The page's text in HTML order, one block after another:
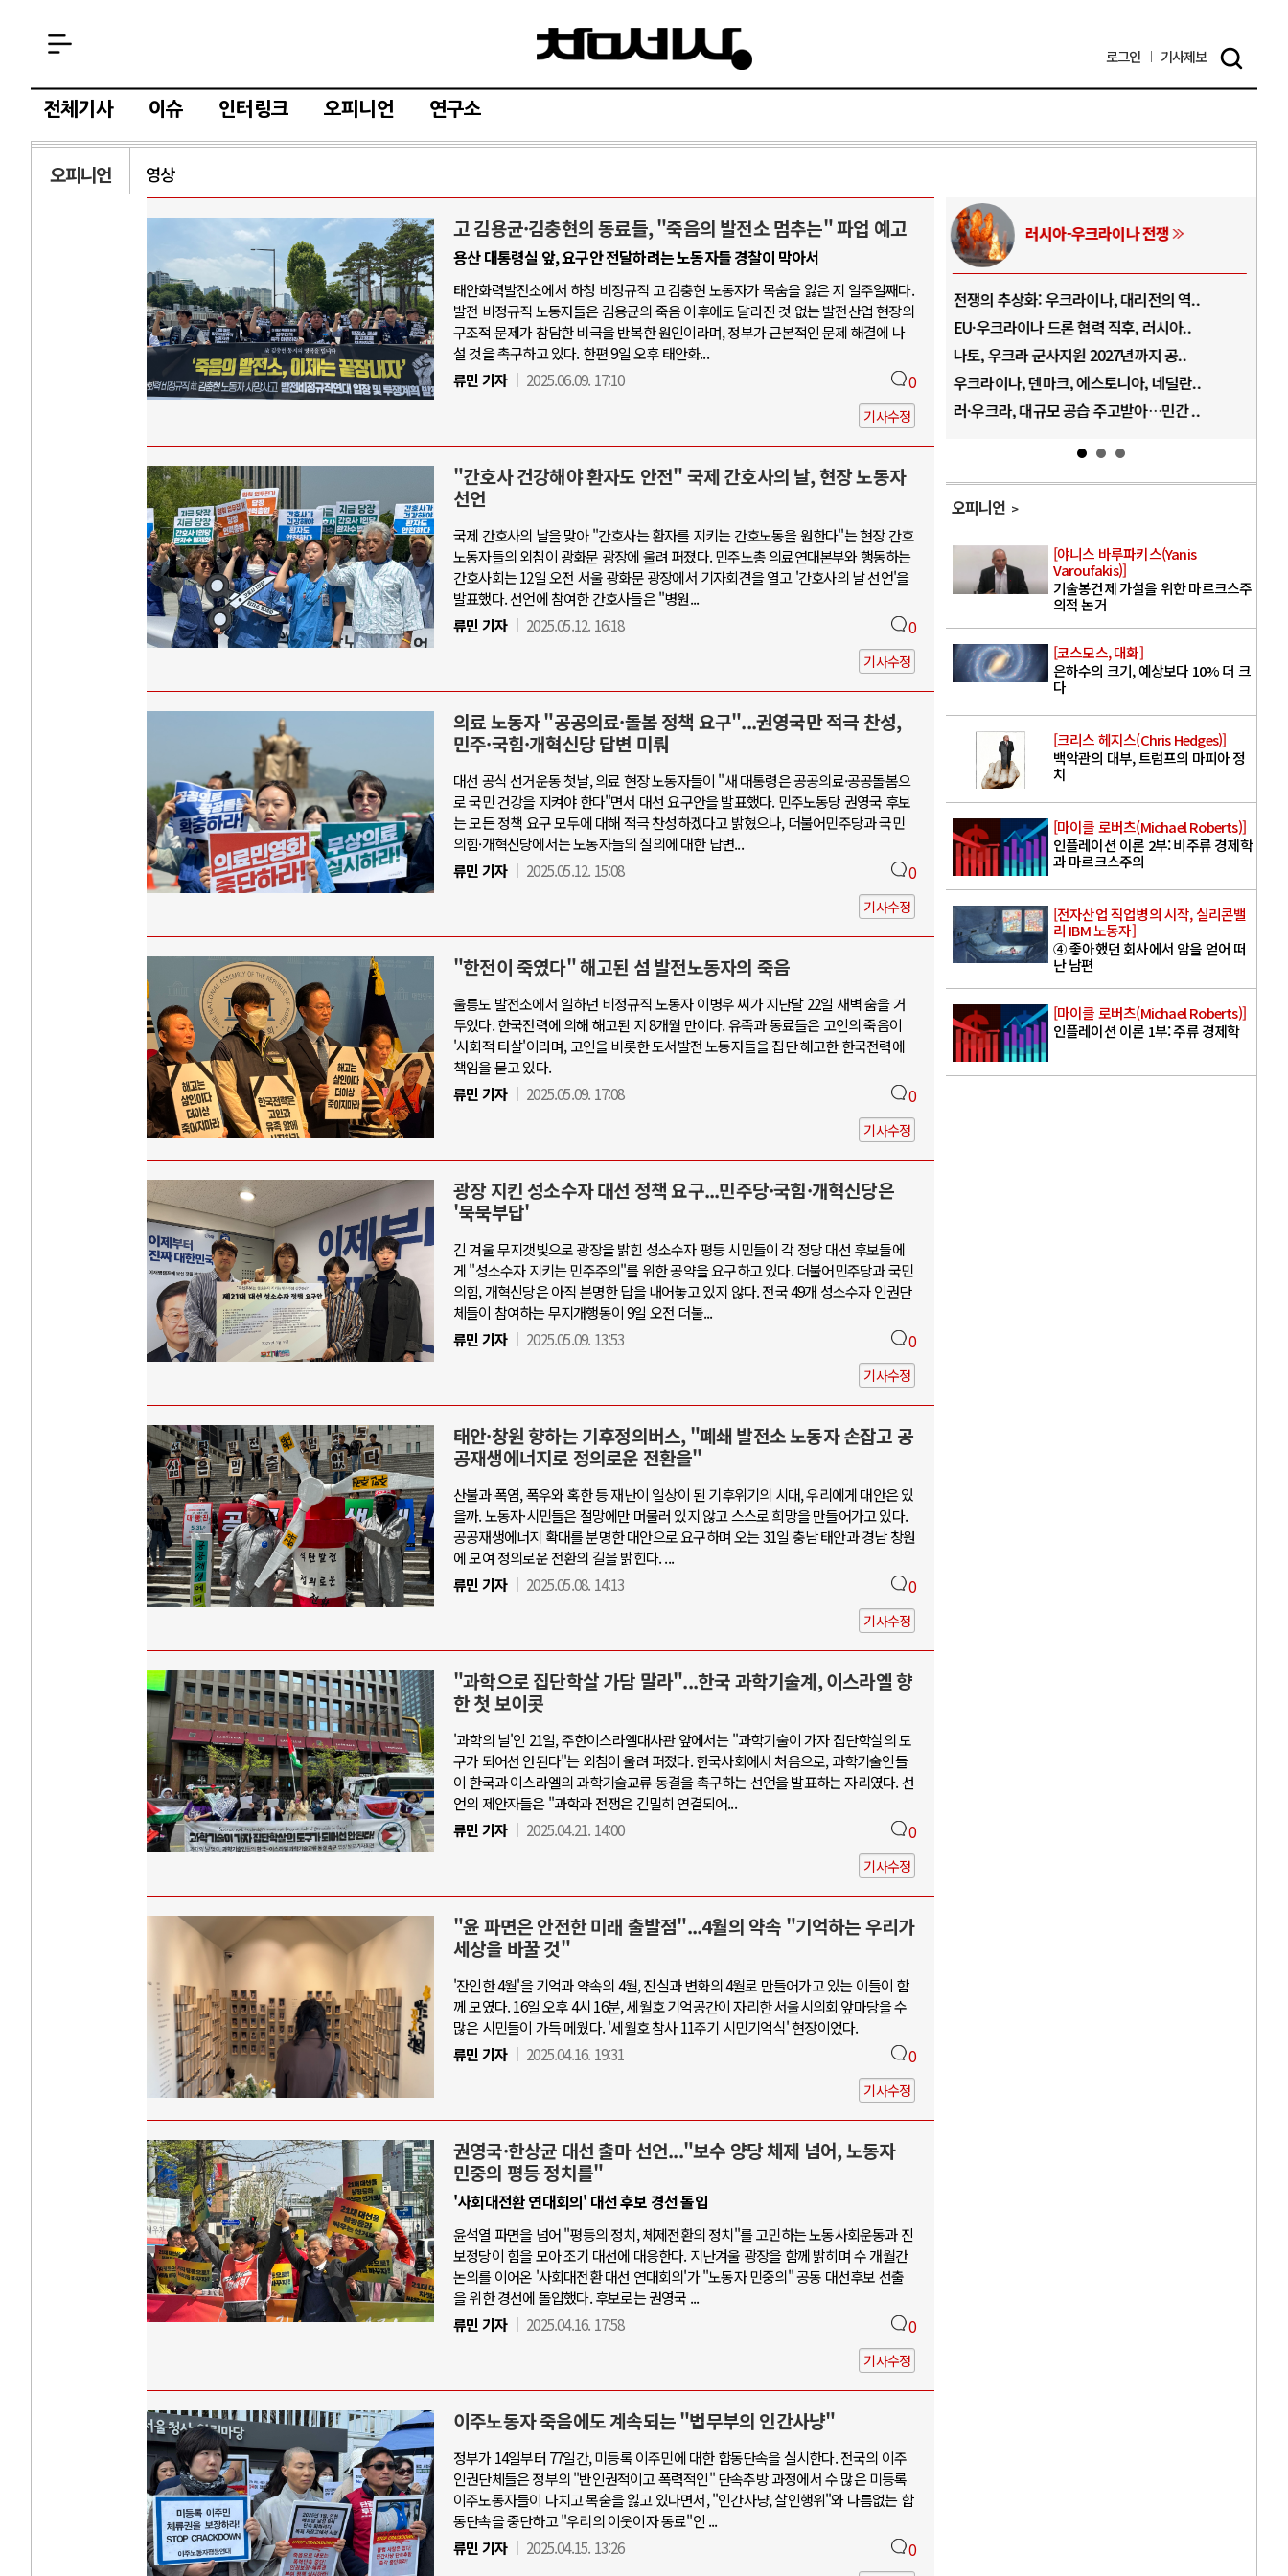
로그인 기사제보
전체기사 이슈 인터링크 오피니언 연구소
오피니언 영상
고 김용균·김충현의 동료들, "죽음의 발전소 멈추는" 파업 예고
용산 대통령실 앞, 요구안 전달하려는 노동자들 경찰이 막아서
태안화력발전소에서 하청 비정규직 고 김충현 노동자가 목숨을 잃은 지 일주일째다.
발전 비정규직 노동자들은 김용균의 죽음 이후에도 달라진 것 없는 발전산업 현장의
구조적 문제가 참담한 비극을 반복한 원인이라며, 정부가 근본적인 문제 해결에 나
설 것을 촉구하고 있다. 한편 9일 오후 태안화...
류민 기자
2025.06.09. 17:10 0
기사수정
"간호사 건강해야 환자도 안전" 국제 간호사의 날, 현장 노동자
선언
국제 간호사의 날을 맞아 "간호사는 환자를 지키는 간호노동을 원한다"는 현장 간호
노동자들의 외침이 광화문 광장에 울려 퍼졌다. 민주노총 의료연대본부와 행동하는
간호사회는 12일 오전 서울 광화문 광장에서 기자회견을 열고 '간호사의 날 선언'을
발표했다. 선언에 참여한 간호사들은 "병원...
류민 기자
2025.05.12. 16:18 0
기사수정
의료 노동자 "공공의료·돌봄 정책 요구"...권영국만 적극 찬성,
민주·국힘·개혁신당 답변 미뤄
대선 공식 선거운동 첫날, 의료 현장 노동자들이 "새 대통령은 공공의료·공공돌봄으
로 국민 건강을 지켜야 한다"면서 대선 요구안을 발표했다. 민주노동당 권영국 후보
는 모든 정책 요구 모두에 대해 적극 찬성하겠다고 밝혔으나, 더불어민주당과 국민
의힘·개혁신당에서는 노동자들의 질의에 대한 답변...
류민 기자
2025.05.12. 15:08 0
기사수정
"한전이 죽였다" 해고된 섬 발전노동자의 죽음
울릉도 발전소에서 일하던 비정규직 노동자 이병우 씨가 지난달 22일 새벽 숨을 거
두었다. 한국전력에 의해 해고된 지 8개월 만이다. 유족과 동료들은 고인의 죽음이
'사회적 타살'이라며, 고인을 비롯한 도서발전 노동자들을 집단 해고한 한국전력에
책임을 묻고 있다.
류민 기자
2025.05.09. 17:08 0
기사수정
광장 지킨 성소수자 대선 정책 요구...민주당·국힘·개혁신당은
'묵묵부답'
긴 겨울 무지갯빛으로 광장을 밝힌 성소수자 평등 시민들이 각 정당 대선 후보들에
게 "성소수자 지키는 민주주의"를 위한 공약을 요구하고 있다. 더불어민주당과 국민
의힘, 개혁신당은 아직 분명한 답을 내어놓고 있지 않다. 전국 49개 성소수자 인권단
체들이 참여하는 무지개행동이 9일 오전 더불...
류민 기자
2025.05.09. 13:53 0
기사수정
태안·창원 향하는 기후정의버스, "폐쇄 발전소 노동자 손잡고 공
공재생에너지로 정의로운 전환을"
산불과 폭염, 폭우와 혹한 등 재난이 일상이 된 기후위기의 시대, 우리에게 대안은 있
을까. 노동자·시민들은 절망에만 머물러 있지 않고 스스로 희망을 만들어가고 있다.
공공재생에너지 확대를 분명한 대안으로 요구하며 오는 31일 충남 태안과 경남 창원
에 모여 정의로운 전환의 길을 밝힌다. ...
류민 기자
2025.05.08. 14:13 0
기사수정
"과학으로 집단학살 가담 말라"...한국 과학기술계, 이스라엘 향
한 첫 보이콧
'과학의 날'인 21일, 주한이스라엘대사관 앞에서는 "과학기술이 가자 집단학살의 도
구가 되어선 안된다"는 외침이 울려 퍼졌다. 한국사회에서 처음으로, 과학기술인들
이 한국과 이스라엘의 과학기술교류 동결을 촉구하는 선언을 발표하는 자리였다. 선
언의 제안자들은 "과학과 전쟁은 긴밀히 연결되어...
류민 기자
2025.04.21. 14:00 0
기사수정
"윤 파면은 안전한 미래 출발점"...4월의 약속 "기억하는 우리가
세상을 바꿀 것"
'잔인한 4월'을 기억과 약속의 4월, 진실과 변화의 4월로 만들어가고 있는 이들이 함
께 모였다. 16일 오후 4시 16분, 세월호 기억공간이 자리한 서울시의회 앞마당을 수
많은 시민들이 가득 메웠다. '세월호 참사 11주기 시민기억식' 현장이었다.
류민 기자
2025.04.16. 19:31 0
기사수정
권영국·한상균 대선 출마 선언..."보수 양당 체제 넘어, 노동자
민중의 평등 정치를"
'사회대전환 연대회의' 대선 후보 경선 돌입
윤석열 파면을 넘어 "평등의 정치, 체제전환의 정치"를 고민하는 노동사회운동과 진
보정당이 힘을 모아 조기 대선에 대응한다. 지난겨울 광장을 함께 밝히며 수 개월간
논의를 이어온 '사회대전환 대선 연대회의'가 "노동자 민중의" 공동 대선후보 선출
을 위한 경선에 돌입했다. 후보로는 권영국 ...
류민 기자
2025.04.16. 17:58 0
기사수정
이주노동자 죽음에도 계속되는 "법무부의 인간사냥"
정부가 14일부터 77일간, 미등록 이주민에 대한 합동단속을 실시한다. 전국의 이주
인권단체들은 정부의 "반인권적이고 폭력적인" 단속추방 과정에서 수 많은 미등록
이주노동자들이 다치고 목숨을 잃고 있다면서, "인간사냥, 살인행위"와 다름없는 합
동단속을 중단하고 "우리의 이웃이자 동료"인 ...
류민 기자
2025.04.15. 13:26 0
AI와 인간
중국 AI, 저가 공세로 글로벌 토큰 시..
AI 국부펀드 구상 놓고 미국 진보진영 ..
AI 데이터센터 반대 투쟁은 새로운 글로..
AI는 어떻게 미국 민주주의를 잠식하고 ..
러시아-우크라이나 전쟁
전쟁의 추상화: 우크라이나, 대리전의 역..
EU·우크라이나 드론 협력 직후, 러시아..
나토, 우크라 군사지원 2027년까지 공..
우크라이나, 덴마크, 에스토니아, 네덜란..
러·우크라, 대규모 공습 주고받아…민간 ..
오피니언
[야니스 바루파키스(Yanis
Varoufakis)]
기술봉건제 가설을 위한 마르크스주
의적 논거
[코스모스, 대화]
은하수의 크기, 예상보다 10% 더 크
다
[크리스 헤지스(Chris Hedges)]
백악관의 대부, 트럼프의 마피아 정
치
[마이클 로버츠(Michael Roberts)]
인플레이션 이론 2부: 비주류 경제학
과 마르크스주의
[전자산업 직업병의 시작, 실리콘밸
리 IBM 노동자]
④ 좋아했던 회사에서 암을 얻어 떠
난 남편
[마이클 로버츠(Michael Roberts)]
인플레이션 이론 1부: 주류 경제학